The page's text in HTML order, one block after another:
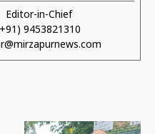
Editor-in-Chief
9453821310